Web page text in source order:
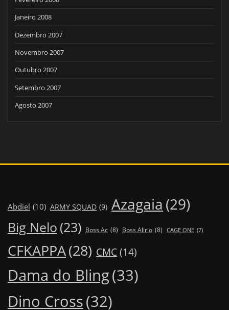
Janeiro 2008
Dezembro 2007
Novembro 2007
Outubro 2007
Setembro 2007
Agosto 2007
Abdiel (10) ARMY SQUAD (9) Azagaia (29)
Big Nelo (23) Boss Ac (8) Boss Alirio (8) CAGE ONE (7)
CFKAPPA(28) CMC (14)
Dama do Bling(33)
Dino Cross(32)